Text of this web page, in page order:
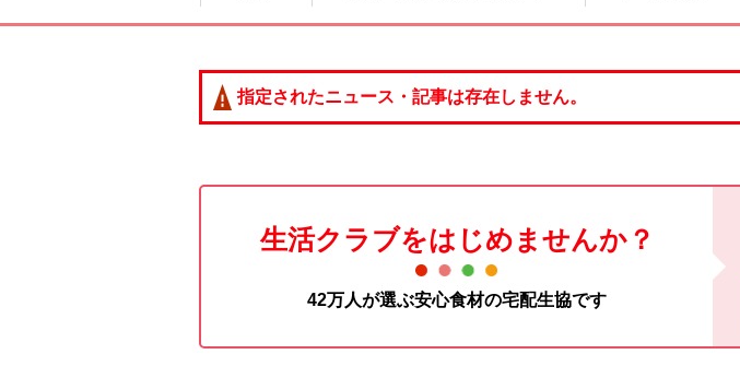
指定されたニュース・記事は存在しません。
生活クラブをはじめませんか？
42万人が選ぶ安心食材の宅配生協です